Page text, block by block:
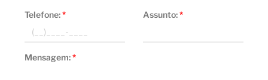
Telefone:* Assunto:*
Mensagem:*